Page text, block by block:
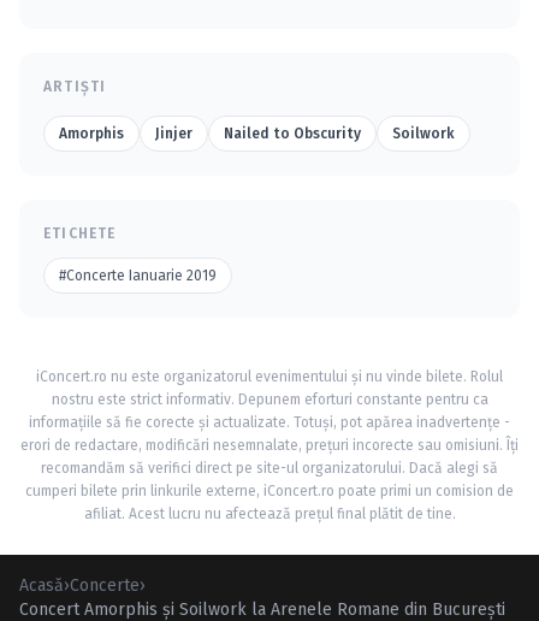
ARTIȘTI
Amorphis Jinjer Nailed to Obscurity Soilwork
ETICHETE
#Concerte Ianuarie 2019
iConcert.ro nu este organizatorul evenimentului și nu vinde bilete. Rolul
nostru este strict informativ. Depunem eforturi constante pentru ca
informațiile să fie corecte și actualizate. Totuși, pot apărea inadvertențe -
erori de redactare, modificări nesemnalate, prețuri incorecte sau omisiuni. Îți
recomandăm să verifici direct pe site-ul organizatorului. Dacă alegi să
cumperi bilete prin linkurile externe, iConcert.ro poate primi un comision de
afiliat. Acest lucru nu afectează prețul final plătit de tine.
Acasă›Concerte›
Concert Amorphis şi Soilwork la Arenele Romane din Bucureşti